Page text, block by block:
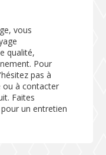
vous
qualité,
Pour
pas à
ou à contacter
Faites
un entretien